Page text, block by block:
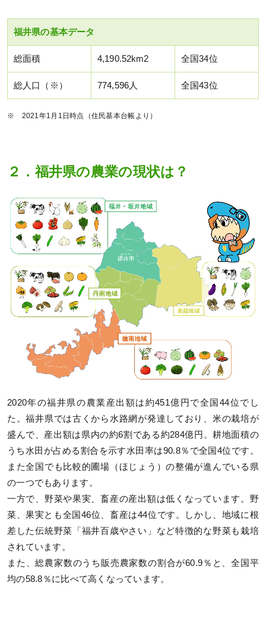
福井県の基本データ
総面積 4,190.52km2 全国34位
総人口（※） 774,596人 全国43位
※ 2021年1月1日時点（住民基本台帳より）
２．福井県の農業の現状は？
2020年の福井県の農業産出額は約451億円で全国44位でし
た。福井県では古くから水路網が発達しており、米の栽培が
盛んで、産出額は県内の約6割である約284億円。耕地面積の
うち水田が占める割合を示す水田率は90.8％で全国4位です。
また全国でも比較的圃場（ほじょう）の整備が進んでいる県
の一つでもあります。
一方で、野菜や果実、畜産の産出額は低くなっています。野
菜、果実とも全国46位、畜産は44位です。しかし、地域に根
差した伝統野菜「福井百歳やさい」など特徴的な野菜も栽培
されています。
また、総農家数のうち販売農家数の割合が60.9％と、全国平
均の58.8％に比べて高くなっています。